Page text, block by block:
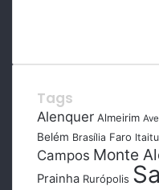
Tags
Alenquer Almeirim
Belém Brasília Faro
Campos Monte
Prainha Rurópolis